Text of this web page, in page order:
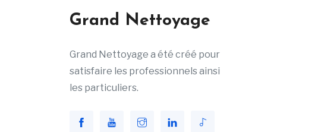
Grand Nettoyage
Grand Nettoyage a été créé pour
satisfaire les professionnels ainsi
les particuliers.